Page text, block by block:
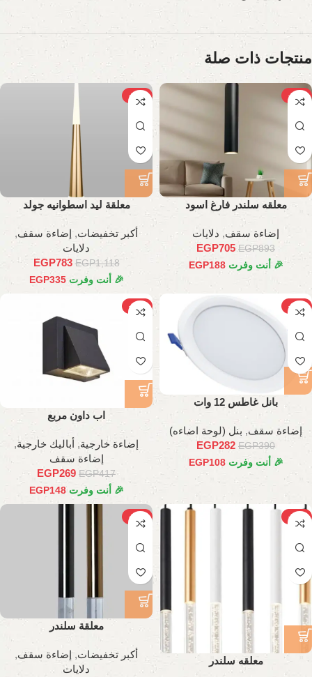
منتجات ذات صلة
-21%
معلقه سلندر فارغ اسود
إضاءة سقف, دلايات
EGP893
EGP705
🎉 أنت وفرت EGP188
-30%
معلقة ليد اسطوانيه جولد
أكبر تخفيضات,إضاءة سقف,
دلايات
EGP1,118
EGP783
🎉 أنت وفرت EGP335
-28%
بانل غاطس 12 وات
إضاءة سقف, بنل (لوحة اضاءه)
EGP390
EGP282
🎉 أنت وفرت EGP108
-35%
اب داون مربع
إضاءة خارجية, أباليك خارجية,
إضاءة سقف
EGP417
EGP269
🎉 أنت وفرت EGP148
-28%
معلقه سلندر
-29%
معلقة سلندر
أكبر تخفيضات,إضاءة سقف,
دلايات